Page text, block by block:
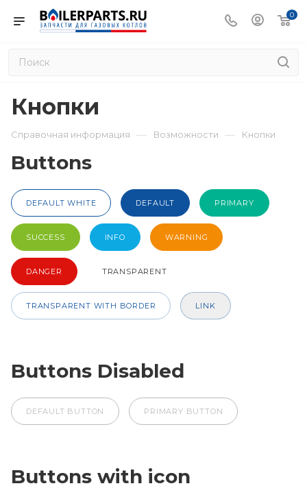
0
Кнопки
Справочная информация — Возможности — Кнопки
Buttons
DEFAULT WHITE DEFAULT PRIMARY
SUCCESS INFO WARNING
DANGER TRANSPARENT
TRANSPARENT WITH BORDER LINK
Buttons Disabled
DEFAULT BUTTON PRIMARY BUTTON
Buttons with icon